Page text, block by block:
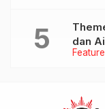
dan